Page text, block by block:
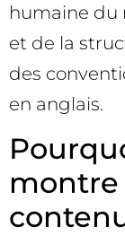
humaine du
et de la
des
en anglais.
montre